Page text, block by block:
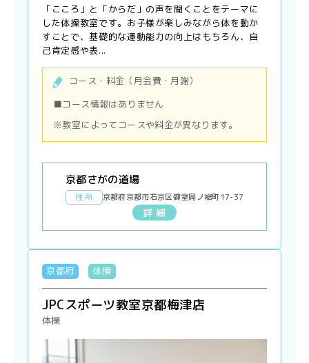
「こころ」と「からだ」の声を聞くことをテーマに
した体操教室です。お子様が楽しみながら体を動か
すことで、基礎的な運動能力の向上はもちろん、自
己肯定感や表...
コース・料金（月会費・月謝）
■コース情報はありません
※教室によってコースや料金が異なります。
京都さがの道場
住 所 京都府京都市右京区御室岡ノ裾町17-37
詳 細
京都府 体操
JPCスポーツ教室京都梅津店
体操